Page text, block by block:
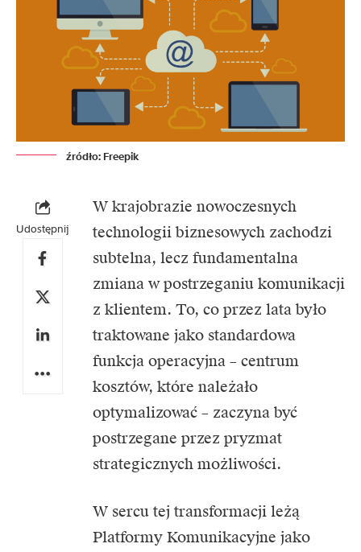
źródło: Freepik
Udostępnij
W krajobrazie nowoczesnych
technologii biznesowych zachodzi
subtelna, lecz fundamentalna
zmiana w postrzeganiu komunikacji
z klientem. To, co przez lata było
traktowane jako standardowa
funkcja operacyjna – centrum
kosztów, które należało
optymalizować – zaczyna być
postrzegane przez pryzmat
strategicznych możliwości.
W sercu tej transformacji leżą
Platformy Komunikacyjne jako